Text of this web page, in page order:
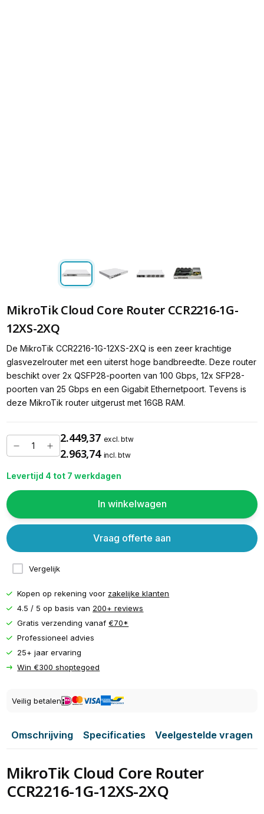
MikroTik Cloud Core Router CCR2216-1G-
12XS-2XQ
De MikroTik CCR2216-1G-12XS-2XQ is een zeer krachtige
glasvezelrouter met een uiterst hoge bandbreedte. Deze router
beschikt over 2x QSFP28-poorten van 100 Gbps, 12x SFP28-
poorten van 25 Gbps en een Gigabit Ethernetpoort. Tevens is
deze MikroTik router uitgerust met 16GB RAM.
2.449,37 excl. btw
2.963,74 incl. btw
Levertijd 4 tot 7 werkdagen
In winkelwagen
Vergelijk
Vraag offerte aan
Kopen op rekening voor zakelijke klanten
4.5 / 5 op basis van 200+ reviews
Gratis verzending vanaf€70*
Professioneel advies
25+ jaar ervaring
Win €300 shoptegoed
Veilig betalen
Omschrijving Specificaties Veelgestelde vragen
MikroTik Cloud Core Router
CCR2216-1G-12XS-2XQ